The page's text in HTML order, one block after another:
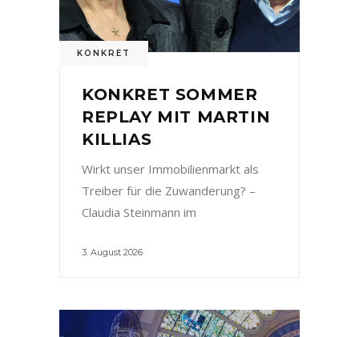
KONKRET
KONKRET SOMMER
REPLAY MIT MARTIN
KILLIAS
Wirkt unser Immobilienmarkt als
Treiber für die Zuwanderung? –
Claudia Steinmann im
3. August 2026